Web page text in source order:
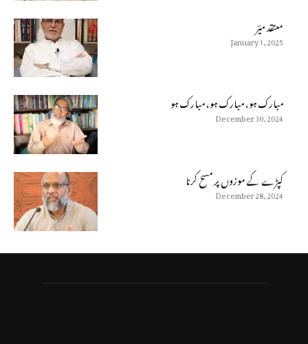
معتقد میؔر
January 1, 2025
مبارک ہو، مبارک ہو، مبارک ہو
December 30, 2024
كپڑے كے موزوں پر مسح كرنا
December 28, 2024